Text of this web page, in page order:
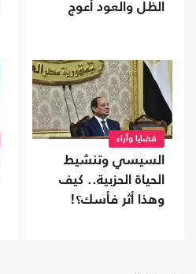
الظل والعود أعوج
قضايا وآراء
السيسي وتنشيط
الحياة الحزبية.. كيف
وهذا أثر فأسك؟!